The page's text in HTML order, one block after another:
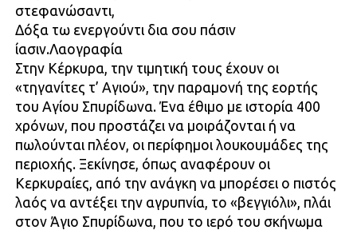
στεφανώσαντι,
Δόξα τω ενεργούντι δια σου πάσιν
ίασιν.Λαογραφία
Στην Κέρκυρα, την τιμητική τους έχουν οι
«τηγανίτες τ’ Αγιού», την παραμονή της εορτής
του Αγίου Σπυρίδωνα. Ένα έθιμο με ιστορία 400
χρόνων, που προστάζει να μοιράζονται ή να
πωλούνται πλέον, οι περίφημοι λουκουμάδες της
περιοχής. Ξεκίνησε, όπως αναφέρουν οι
Κερκυραίες, από την ανάγκη να μπορέσει ο πιστός
λαός να αντέξει την αγρυπνία, το «βεγγιόλι», πλάι
στον Άγιο Σπυρίδωνα, που το ιερό του σκήνωμα